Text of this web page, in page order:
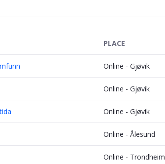
PLACE
Online - Gjøvik
Online - Gjøvik
Online - Gjøvik
Online - Ålesund
Online - Trondheim